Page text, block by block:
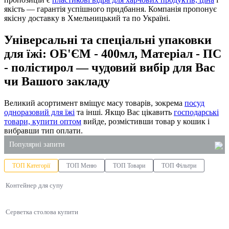
якість — гарантія успішного придбання. Компанія пропонує
якісну доставку в Хмельницький та по Україні.
Універсальні та спеціальні упаковки
для їжі: ОБ'ЄМ - 400мл, Матеріал - ПС
- полістирол — чудовий вибір для Вас
чи Вашого закладу
Великий асортимент вміщує масу товарів, зокрема посуд
одноразовий для їжі та інші. Якщо Вас цікавить господарські
товари, купити оптом вийде, розмістивши товар у кошик і
вибравши тип оплати.
Популярні запити
купити відра харчові з кришкою
одноразові контейнери для ягід
мило рідке 5 літрів купити
ТОП Категорії ТОП Меню ТОП Товари ТОП Фільтри
Контейнер для супу
Серветка столова купити